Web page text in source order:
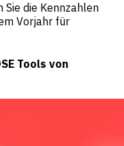
Sie die Kennzahlen
Vorjahr für
Tools von